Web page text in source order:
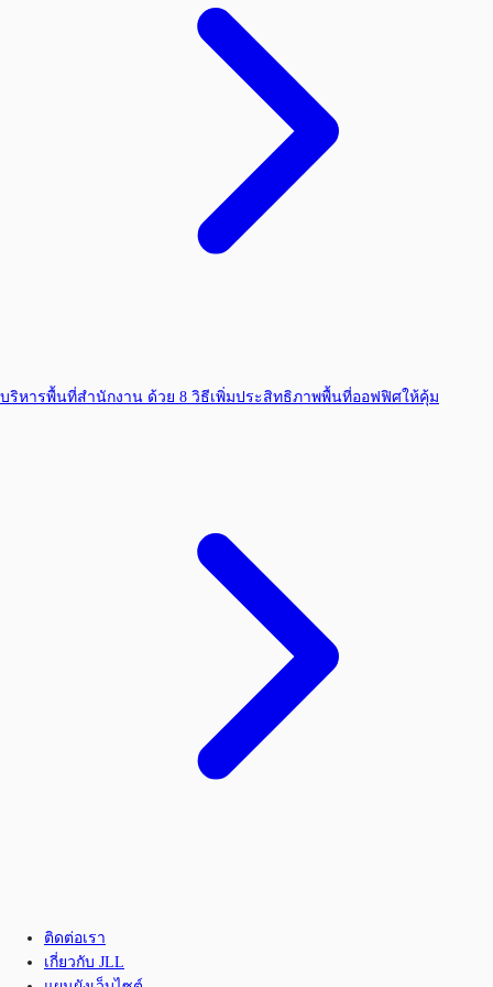
บริหารพื้นที่สำนักงาน ด้วย 8 วิธีเพิ่มประสิทธิภาพพื้นที่ออฟฟิศให้คุ้ม
ติดต่อเรา
เกี่ยวกับ JLL